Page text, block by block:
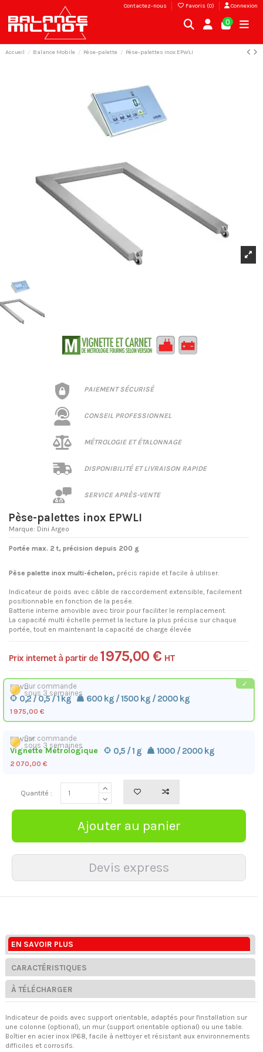
Contactez-nous Favoris (0) Connexion
0
Accueil Balance Mobile Pèse-palette Pèse-palettes inox EPWLI
PAIEMENT SÉCURISÉ
CONSEIL PROFESSIONNEL
MÉTROLOGIE ET ÉTALONNAGE
DISPONIBILITÉ ET LIVRAISON RAPIDE
SERVICE APRÈS-VENTE
Pèse-palettes inox EPWLI
Marque: Dini Argeo
Portée max. 2 t, précision depuis 200 g
Pèse palette inox multi-échelon, précis rapide et facile à utiliser.
Indicateur de poids avec câble de raccordement extensible, facilement
positionnable en fonction de la pesée.
Batterie interne amovible avec tiroir pour faciliter le remplacement.
La capacité multi échelle permet la lecture la plus précise sur chaque
portée, tout en maintenant la capacité de charge élevée
Prix internet à partir de 1 975,00 € HT
EPWLI
0,2 / 0,5 / 1 kg 600 kg / 1500 kg / 2000 kg
1 975,00 €
Sur commande
sous 3 semaines
EPWLIM
Vignette Métrologique 0,5 / 1 g 1000 / 2000 kg
2 070,00 €
Sur commande
sous 3 semaines
Quantité :
EN SAVOIR PLUS
CARACTÉRISTIQUES
À TÉLÉCHARGER
Indicateur de poids avec support orientable, adaptés pour l'installation sur
une colonne (optional), un mur (support orientable optional) ou une table.
Boîtier en acier inox IP68, facile à nettoyer et résistant aux environnements
difficiles et corrosifs.